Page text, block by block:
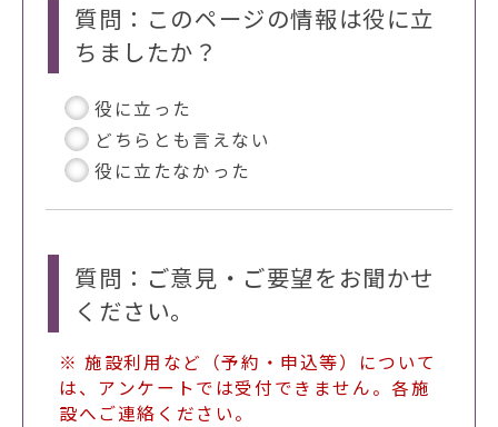
質問：このページの情報は役に立
ちましたか？
役に立った
どちらとも言えない
役に立たなかった
質問：ご意見・ご要望をお聞かせ
ください。
※ 施設利用など（予約・申込等）について
は、アンケートでは受付できません。各施
設へご連絡ください。